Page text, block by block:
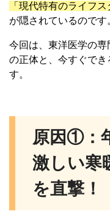
「現代特有のライフス
が隠されているのです
今回は、東洋医学の
の正体と、今すぐでき
す。
原因①：
激しい寒
を直撃！